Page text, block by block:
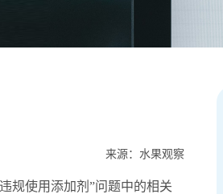
来源：水果观察
规使用添加剂”问题中的相关